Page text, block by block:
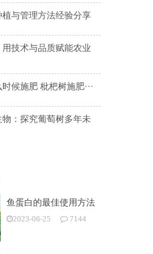
植与管理方法经验分享
技术与品质赋能农业
候施肥 枇杷树施肥···
：探究葡萄树多年未
鱼蛋白的最佳使用方法
2023-06-25 7144